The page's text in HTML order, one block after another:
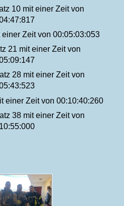
10 mit einer Zeit von
Zeit von 00:05:03:053
21 mit einer Zeit von
28 mit einer Zeit von
einer Zeit von 00:10:40:260
38 mit einer Zeit von